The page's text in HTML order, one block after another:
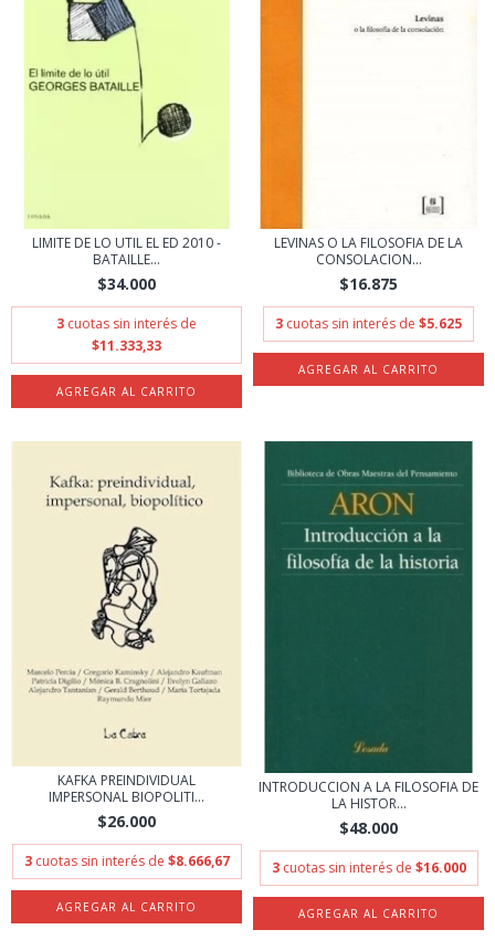
LIMITE DE LO UTIL EL ED 2010 -
BATAILLE...
$34.000
3 cuotas sin interés de
$11.333,33
LEVINAS O LA FILOSOFIA DE LA
CONSOLACION...
$16.875
3 cuotas sin interés de $5.625
KAFKA PREINDIVIDUAL
IMPERSONAL BIOPOLITI...
$26.000
3 cuotas sin interés de $8.666,67
INTRODUCCION A LA FILOSOFIA DE
LA HISTOR...
$48.000
3 cuotas sin interés de $16.000